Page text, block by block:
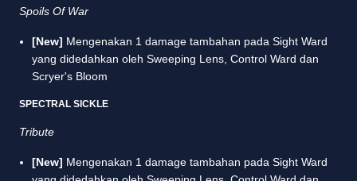
Spoils Of War
[New] Mengenakan 1 damage tambahan pada Sight Ward
yang didedahkan oleh Sweeping Lens, Control Ward dan
Scryer's Bloom
SPECTRAL SICKLE
Tribute
[New] Mengenakan 1 damage tambahan pada Sight Ward